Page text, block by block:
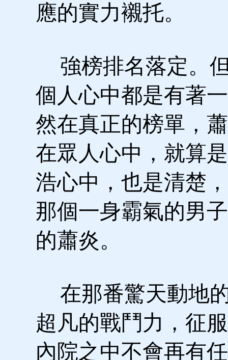
應的實力襯托。
強榜排名落定。
個人心中都是有著
然在真正的榜單，
在眾人心中，就算
浩心中，也是清楚
那個一身霸氣的男
的蕭炎。
在那番驚天動地
超凡的戰鬥力，征
內院之中不會再有